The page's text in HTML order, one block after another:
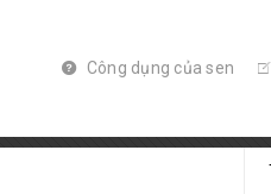
Công dụng của sen